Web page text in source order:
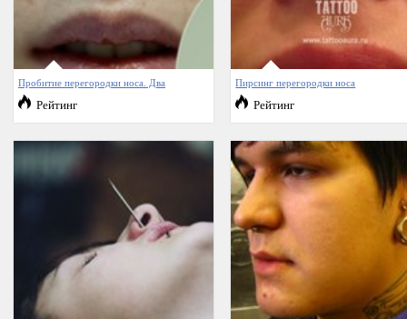
Пробитие перегородки носа. Два
Рейтинг
Пирсинг перегородки носа
Рейтинг